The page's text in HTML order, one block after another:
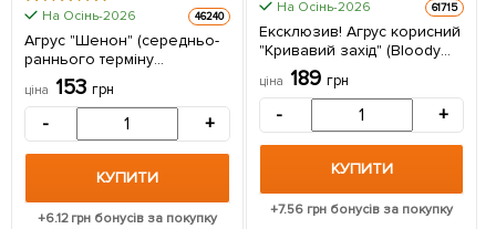
На Осінь-2026 46240
Агрус "Шенон" (середньо-
раннього терміну
дозрівання) 1 саджанець в
упаковці
ціна 153 грн
- +
КУПИТИ
+6.12грн бонусів за покупку
На Осінь-2026 61715
Ексклюзив! Агрус корисний
"Кривавий захід" (Bloody
Sunset) (преміальний,
морозостійкий,
Безколючковий) 1
саджанець в упаковці
ціна 189 грн
- +
КУПИТИ
+7.56 грн бонусів за покупку